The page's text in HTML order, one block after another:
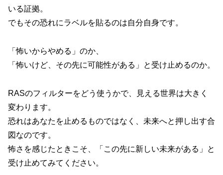
いる証拠。
でもその恐れにラベルを貼るのは自分自身です。
「怖いからやめる」のか、
「怖いけど、その先に可能性がある」と受け止めるのか。
RASのフィルターをどう使うかで、見える世界は大きく
変わります。
恐れはあなたを止めるものではなく、未来へと押し出す合
図なのです。
怖さを感じたときこそ、「この先に新しい未来がある」と
受け止めてみてください。